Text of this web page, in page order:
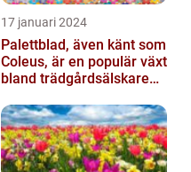
17 januari 2024
Palettblad, även känt som
Coleus, är en populär växt
bland trädgårdsälskare